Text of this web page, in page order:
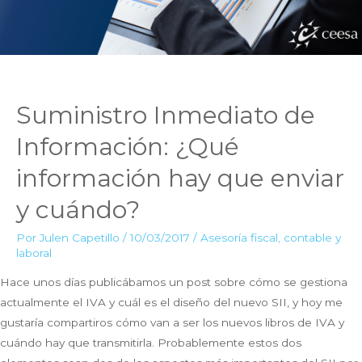
Suministro Inmediato de
Información: ¿Qué
información hay que enviar
y cuándo?
PorJulen Capetillo /10/03/2017 / Asesoría fiscal, contable y
laboral
Hace unos días publicábamos un post sobre cómo se gestiona
actualmente el IVA y cuál es el diseño del nuevo SII, y hoy me
gustaría compartiros cómo van a ser los nuevos libros de IVA y
cuándo hay que transmitirla. Probablemente estos dos